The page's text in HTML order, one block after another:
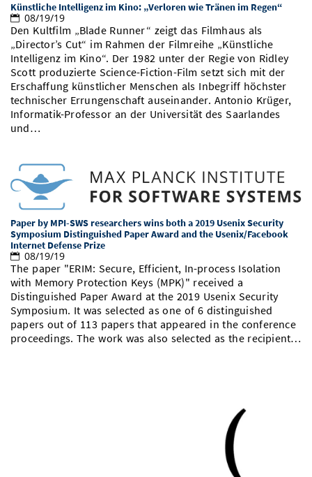
Künstliche Intelligenz im Kino: „Verloren wie Tränen im Regen“
08/19/19
Den Kultfilm „Blade Runner“ zeigt das Filmhaus als
„Director’s Cut“ im Rahmen der Filmreihe „Künstliche
Intelligenz im Kino“. Der 1982 unter der Regie von Ridley
Scott produzierte Science-Fiction-Film setzt sich mit der
Erschaffung künstlicher Menschen als Inbegriff höchster
technischer Errungenschaft auseinander. Antonio Krüger,
Informatik-Professor an der Universität des Saarlandes
und…
Paper by MPI-SWS researchers wins both a 2019 Usenix Security
Symposium Distinguished Paper Award and the Usenix/Facebook
Internet Defense Prize
08/19/19
The paper "ERIM: Secure, Efficient, In-process Isolation
with Memory Protection Keys (MPK)" received a
Distinguished Paper Award at the 2019 Usenix Security
Symposium. It was selected as one of 6 distinguished
papers out of 113 papers that appeared in the conference
proceedings. The work was also selected as the recipient…